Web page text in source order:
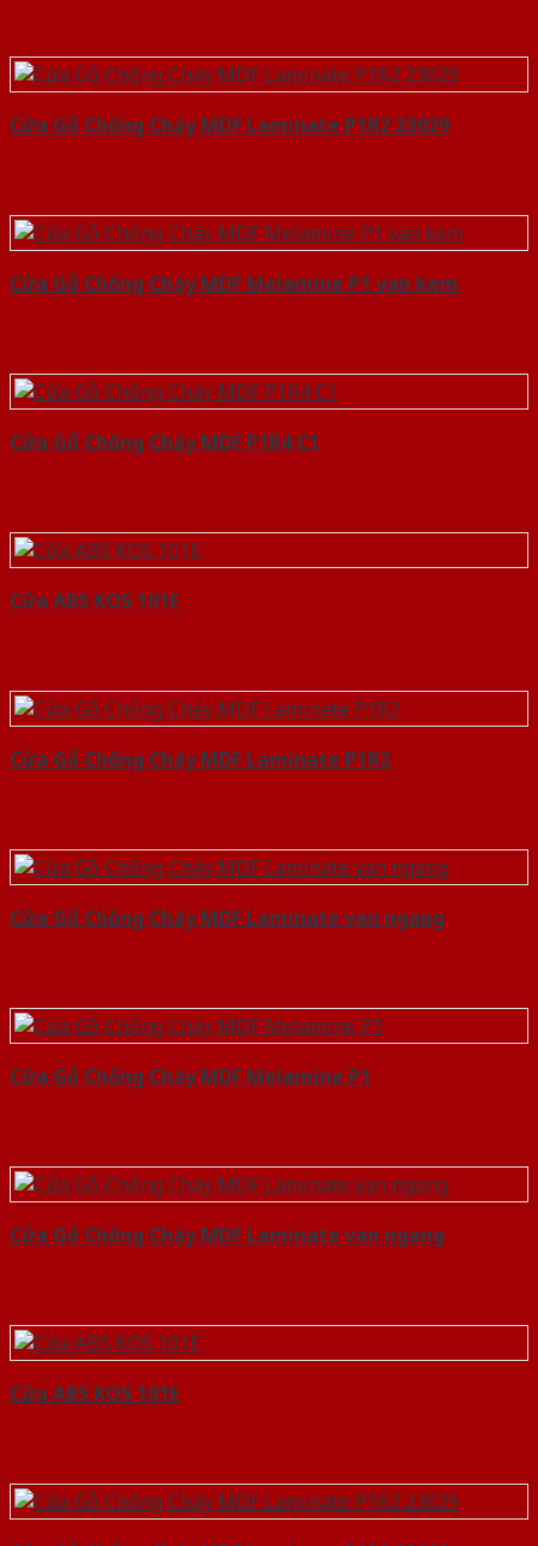
Cửa Gỗ Chống Cháy MDF Laminate P1R2 23029
Cửa Gỗ Chống Cháy MDF Melamine P1 van kem
Cửa Gỗ Chống Cháy MDF P1R4 C1
Cửa ABS KOS 101E
Cửa Gỗ Chống Cháy MDF Laminate P1R2
Cửa Gỗ Chống Cháy MDF Laminate van ngang
Cửa Gỗ Chống Cháy MDF Melamine P1
Cửa Gỗ Chống Cháy MDF Laminate van ngang
Cửa ABS KOS 101E